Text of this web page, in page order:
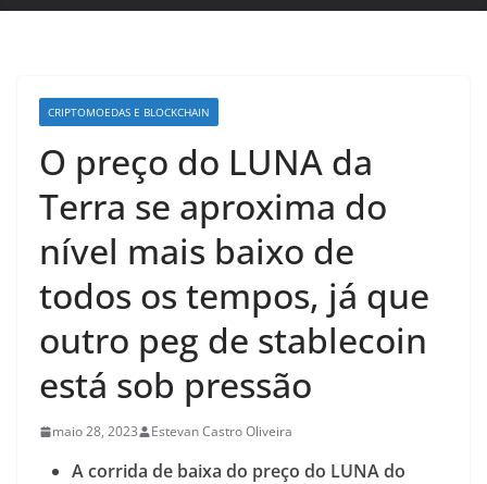
CRIPTOMOEDAS E BLOCKCHAIN
O preço do LUNA da
Terra se aproxima do
nível mais baixo de
todos os tempos, já que
outro peg de stablecoin
está sob pressão
maio 28, 2023 Estevan Castro Oliveira
A corrida de baixa do preço do LUNA do